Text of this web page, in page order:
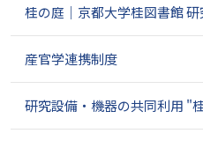
桂の庭｜京都大学桂図書館
産官学連携制度
研究設備・機器の共同利用 "